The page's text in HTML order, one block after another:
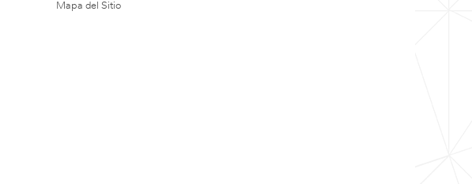
Mapa del Sitio